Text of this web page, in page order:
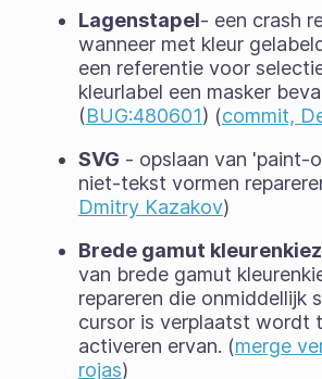
Lagenstapel- een crash
wanneer met kleur
een referentie voor
kleurlabel een masker
(BUG:480601) (commit,
SVG - opslaan van 'paint-
niet-tekst vormen
Dmitry Kazakov)
Brede gamut
van brede gamut
repareren die onmiddellijk
cursor is verplaatst wordt
activeren ervan. (merge
rojas)